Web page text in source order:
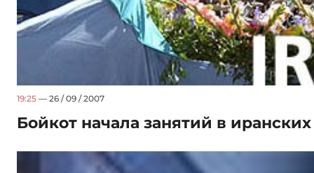
19:25 — 26 / 09 / 2007
Бойкот начала занятий в